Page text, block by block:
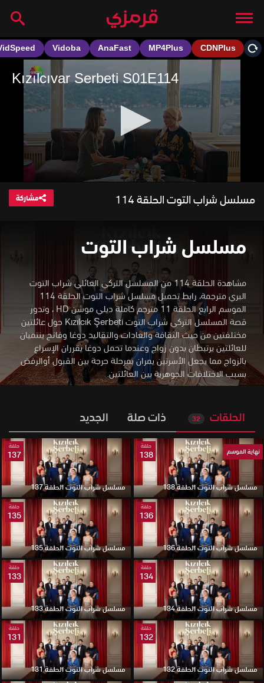
مسلسل شراب التوت الحلقة 114 مشاركة
مسلسل شراب التوت
مشاهدة الحلقة 114 من المسلسل التركي العائلي شراب التوت
البري مترجمة، رابط تحميل مسلسل شراب التوت الحلقة 114
الموسم الرابع الحلقة 11 مترجم كاملة ديلي موشن HD ،وتدور
قصة المسلسل التركي شراب التوت Kızılcık Şerbeti حول عائلتين
مختلفتين من حيث الثقافة والعادات والتقاليد دوغا وفاتح ينتميان
للعائلتين يرتبطان بدون زواج وعندما تحمل دوغا يقرران الإسراع
بالزواج مما يجعل الأسرتين يمران بمرحلة حرجة بين القبول أوالرفض
بسبب الاختلافات الجوهرية بين العائلتين.
الحلقات 32 ذات صلة الجديد
نهاية الموسم
حلقة
138
مسلسل شراب التوت الحلقة 138
حلقة
137
مسلسل شراب التوت الحلقة 137
حلقة
136
مسلسل شراب التوت الحلقة 136
حلقة
135
مسلسل شراب التوت الحلقة 135
حلقة
134
مسلسل شراب التوت الحلقة 134
حلقة
133
مسلسل شراب التوت الحلقة 133
حلقة
132
مسلسل شراب التوت الحلقة 132
حلقة
131
مسلسل شراب التوت الحلقة 131